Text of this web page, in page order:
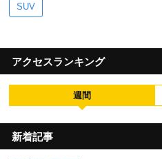
SUV
アクセスランキング
週間
新着記事